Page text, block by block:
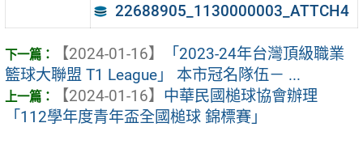
22688905_1130000003_ATTCH4
【2024-01-16】
「2023-24年台灣頂級職業
籃球大聯盟 T1 League」 本市冠名隊伍－ ...
【2024-01-16】 中華民國槌球協會辦理
「112學年度青年盃全國槌球 錦標賽」